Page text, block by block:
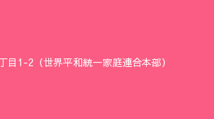
目1-2（世界平和統一家庭連合本部）